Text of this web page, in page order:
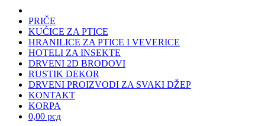
PRIČE
KUĆICE ZA PTICE
HRANILICE ZA PTICE I VEVERICE
HOTELI ZA INSEKTE
DRVENI 2D BRODOVI
RUSTIK DEKOR
DRVENI PROIZVODI ZA SVAKI DŽEP
KONTAKT
KORPA
0,00 рсд